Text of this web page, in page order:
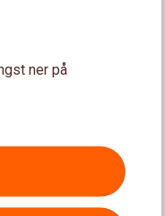
ner på